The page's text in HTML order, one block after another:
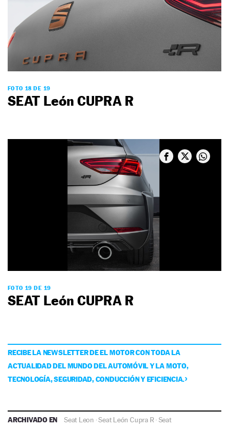
FOTO 18 DE 19
SEAT León CUPRA R
FOTO 19 DE 19
SEAT León CUPRA R
RECIBE LA NEWSLETTER DE EL MOTOR CON TODA LA
ACTUALIDAD DEL MUNDO DEL AUTOMÓVIL Y LA MOTO,
TECNOLOGÍA, SEGURIDAD, CONDUCCIÓN Y EFICIENCIA.
ARCHIVADO EN Seat Leon ·Seat León Cupra R ·Seat